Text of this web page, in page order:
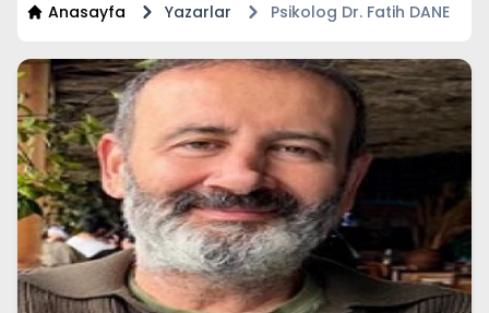
Anasayfa Yazarlar Psikolog Dr. Fatih DANE